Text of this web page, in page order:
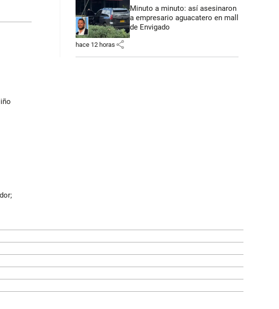
Minuto a minuto: así asesinaron
a empresario aguacatero en mall
de Envigado
hace 12 horas share